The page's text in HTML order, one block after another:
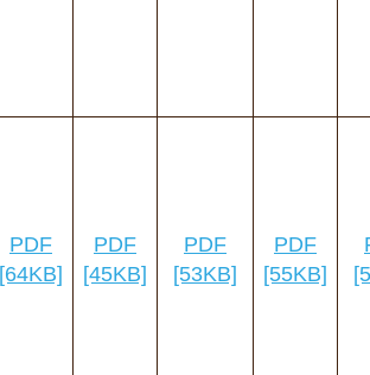
PDF
[64KB]
PDF
[45KB]
PDF
[53KB]
PDF
[55KB]